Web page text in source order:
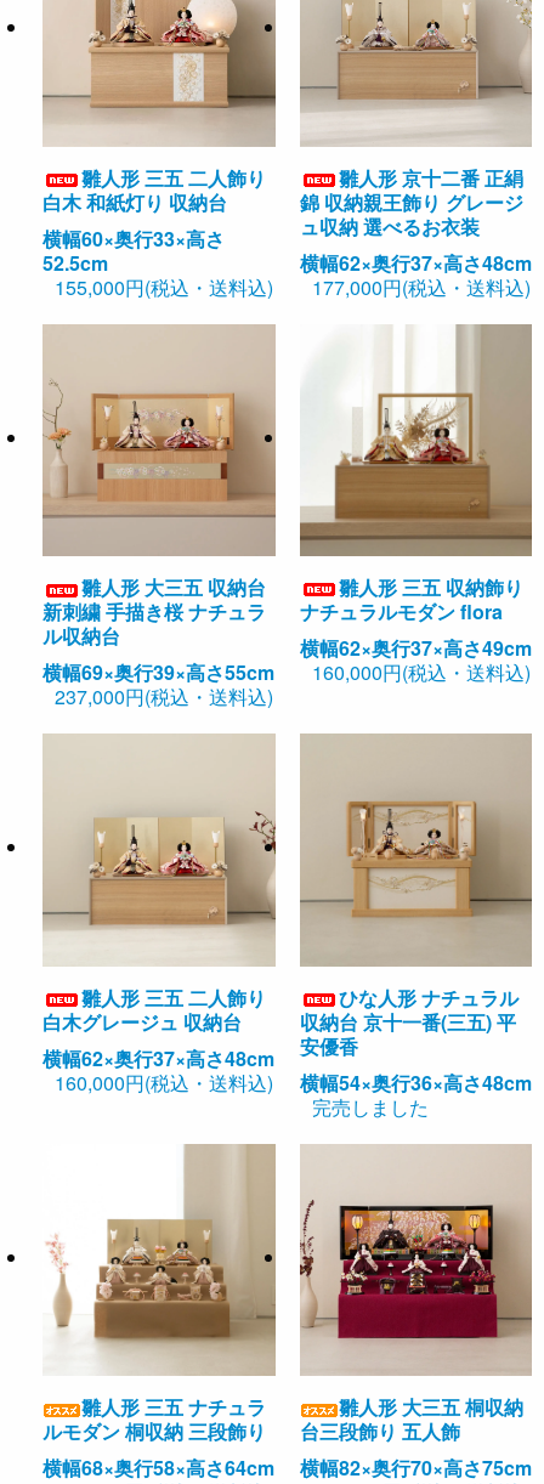
雛人形 三五 二人飾り
白木 和紙灯り 収納台
横幅60×奥行33×高さ
52.5cm
155,000円(税込・送料込)
雛人形 京十二番 正絹
錦 収納親王飾り グレージ
ュ収納 選べるお衣装
横幅62×奥行37×高さ48cm
177,000円(税込・送料込)
雛人形 大三五 収納台
新刺繍 手描き桜 ナチュラ
ル収納台
横幅69×奥行39×高さ55cm
237,000円(税込・送料込)
雛人形 三五 収納飾り
ナチュラルモダン flora
横幅62×奥行37×高さ49cm
160,000円(税込・送料込)
雛人形 三五 二人飾り
白木グレージュ 収納台
横幅62×奥行37×高さ48cm
160,000円(税込・送料込)
ひな人形 ナチュラル
収納台 京十一番(三五) 平
安優香
横幅54×奥行36×高さ48cm
完売しました
雛人形 三五 ナチュラ
ルモダン 桐収納 三段飾り
横幅68×奥行58×高さ64cm
雛人形 大三五 桐収納
台三段飾り 五人飾
横幅82×奥行70×高さ75cm